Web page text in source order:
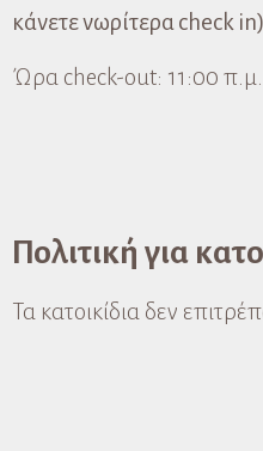
κάνετε νωρίτερα check in)
Ώρα check-out: 11:00 π.μ.
Πολιτική για
Τα κατοικίδια δεν